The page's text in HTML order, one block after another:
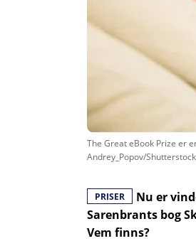
The Great eBook Prize er
Andrey_Popov/
PRISER
Nu er
Sarenbrants bog
Vem finns?